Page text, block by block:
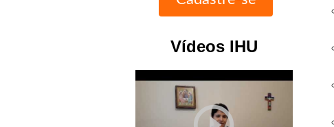
Vídeos IHU